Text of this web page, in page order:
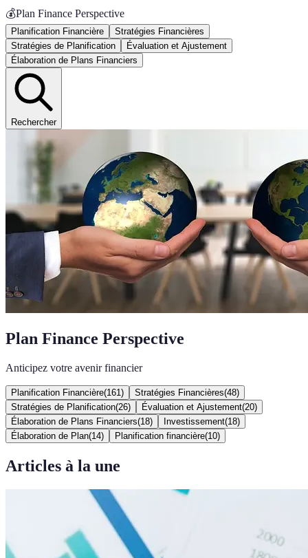
💰Plan Finance Perspective
Planification Financière
Stratégies Financières
Stratégies de Planification
Évaluation et Ajustement
Élaboration de Plans Financiers
Rechercher
Plan Finance Perspective
Anticipez votre avenir financier
Planification Financière(161 ) Stratégies Financières(48)
Stratégies de Planification(26) Évaluation et Ajustement(20)
Élaboration de Plans Financiers(18) Investissement(18)
Élaboration de Plan(14) Planification financière(10)
Articles à la une